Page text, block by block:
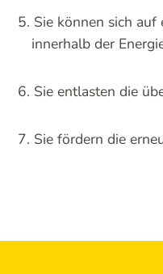
Sie können sich
innerhalb der
Sie entlasten die
Sie fördern die